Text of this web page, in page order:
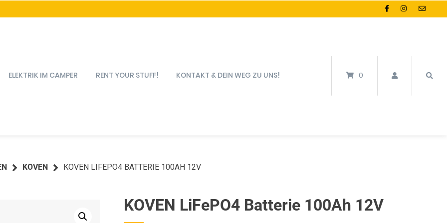
ELEKTRIK IM CAMPER RENT YOUR STUFF! KONTAKT & DEIN WEG ZU UNS! 0
KOVEN KOVEN LIFEPO4 BATTERIE 100AH 12V
KOVEN LiFePO4 Batterie 100Ah 12V